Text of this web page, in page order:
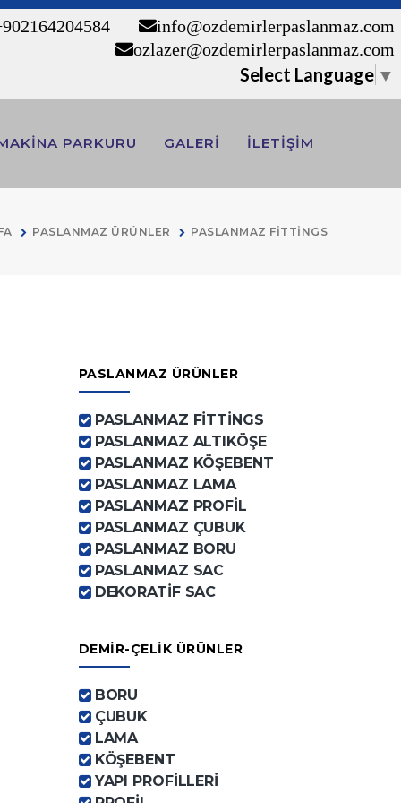
216 420 45 84
info@ozdemirlerpaslanmaz.com
ozlazer@ozdemirlerpaslanmaz.com
Select Language ▼
PARKURU GALERİ İLETİŞİM
PASLANMAZ ÜRÜNLER PASLANMAZ FİTTİNGS
PASLANMAZ ÜRÜNLER
PASLANMAZ FİTTİNGS
PASLANMAZ ALTIKÖŞE
PASLANMAZ KÖŞEBENT
PASLANMAZ LAMA
PASLANMAZ PROFİL
PASLANMAZ ÇUBUK
PASLANMAZ BORU
PASLANMAZ SAC
DEKORATİF SAC
DEMİR-ÇELİK ÜRÜNLER
BORU
ÇUBUK
LAMA
KÖŞEBENT
YAPI PROFİLLERİ